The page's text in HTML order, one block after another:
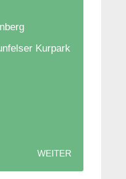
Kurpark
WEITER